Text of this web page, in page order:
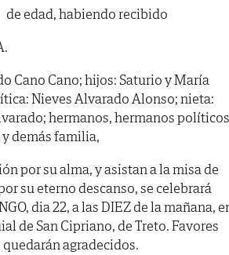
de edad, habiendo recibido
Cano Cano; hijos: Saturio y María
Nieves Alvarado Alonso; nieta:
hermanos, hermanos
demás familia,
por su alma, y asistan a la misa de
su eterno descanso, se celebrará
dia 22, a las DIEZ de la mañana,
de San Cipriano, de Treto. Favores
agradecidos.